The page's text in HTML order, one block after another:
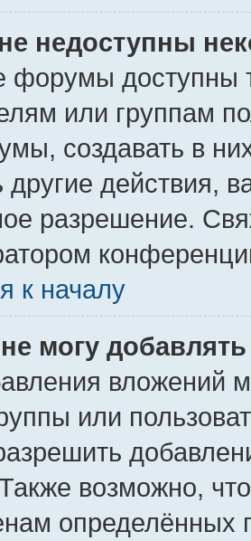
недоступны
форумы доступны
или группам
создавать в
другие действия,
разрешение.
к началу
могу
вложений
или
возможно,
определённых